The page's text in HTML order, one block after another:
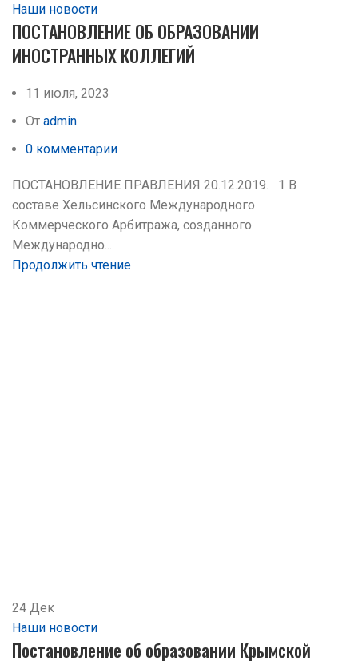
Наши новости
ПОСТАНОВЛЕНИЕ ОБ ОБРАЗОВАНИИ
ИНОСТРАННЫХ КОЛЛЕГИЙ
11 июля, 2023
От admin
0 комментарии
ПОСТАНОВЛЕНИЕ ПРАВЛЕНИЯ 20.12.2019. 1 В
составе Хельсинского Международного
Коммерческого Арбитража, созданного
Международно...
Продолжить чтение
24 Дек
Наши новости
Постановление об образовании Крымской